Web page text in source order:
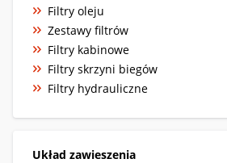
Filtry oleju
Zestawy filtrów
Filtry kabinowe
Filtry skrzyni biegów
Filtry hydrauliczne
Układ zawieszenia